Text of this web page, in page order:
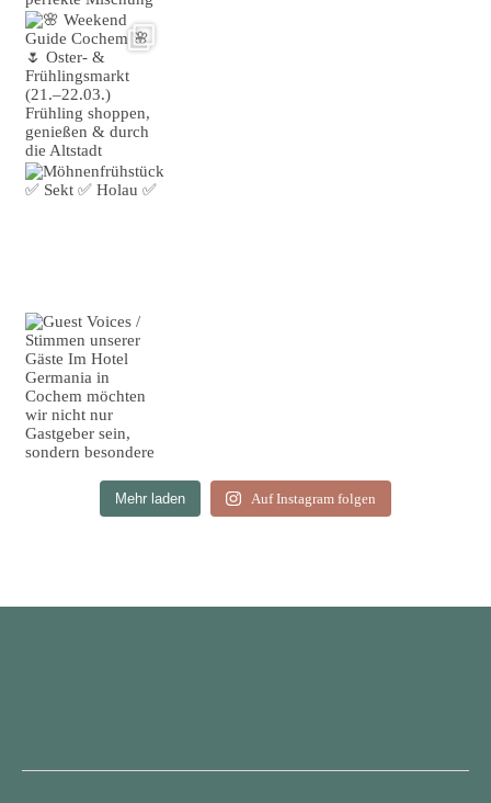
Mehr laden Auf Instagram folgen